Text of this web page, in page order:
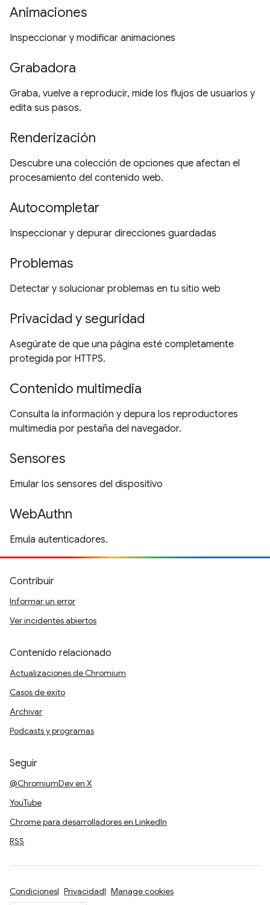
Animaciones
Inspeccionar y modificar animaciones
Grabadora
Graba, vuelve a reproducir, mide los flujos de usuarios y
edita sus pasos.
Renderización
Descubre una colección de opciones que afectan el
procesamiento del contenido web.
Autocompletar
Inspeccionar y depurar direcciones guardadas
Problemas
Detectar y solucionar problemas en tu sitio web
Privacidad y seguridad
Asegúrate de que una página esté completamente
protegida por HTTPS.
Contenido multimedia
Consulta la información y depura los reproductores
multimedia por pestaña del navegador.
Sensores
Emular los sensores del dispositivo
WebAuthn
Emula autenticadores.
Contribuir
Informar un error
Ver incidentes abiertos
Contenido relacionado
Actualizaciones de Chromium
Casos de éxito
Archivar
Podcasts y programas
Seguir
@ChromiumDev en X
YouTube
Chrome para desarrolladores en LinkedIn
RSS
Condiciones Privacidad Manage cookies